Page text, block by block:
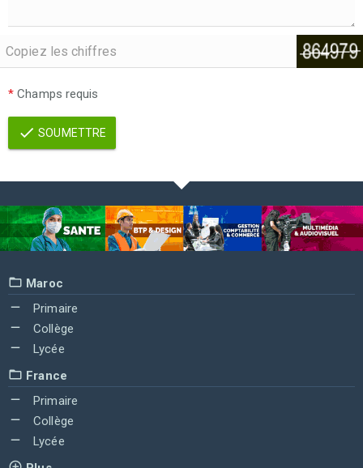
* Champs requis
SOUMETTRE
Maroc
Primaire
Collège
Lycée
France
Primaire
Collège
Lycée